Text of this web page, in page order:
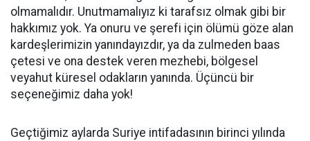
olmamalıdır. Unutmamalıyız ki tarafsız olmak gibi bir
hakkımız yok. Ya onuru ve şerefi için ölümü göze alan
kardeşlerimizin yanındayızdır, ya da zulmeden baas
çetesi ve ona destek veren mezhebi, bölgesel
veyahut küresel odakların yanında. Üçüncü bir
seçeneğimiz daha yok!
Geçtiğimiz aylarda Suriye intifadasının birinci yılında